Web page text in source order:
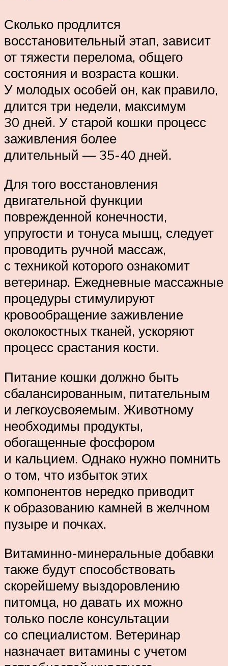
Сколько продлится
восстановительный этап, зависит
от тяжести перелома, общего
состояния и возраста кошки.
У молодых особей он, как правило,
длится три недели, максимум
30 дней. У старой кошки процесс
заживления более
длительный — 35-40 дней.
Для того восстановления
двигательной функции
поврежденной конечности,
упругости и тонуса мышц, следует
проводить ручной массаж,
с техникой которого ознакомит
ветеринар. Ежедневные массажные
процедуры стимулируют
кровообращение заживление
околокостных тканей, ускоряют
процесс срастания кости.
Питание кошки должно быть
сбалансированным, питательным
и легкоусвояемым. Животному
необходимы продукты,
обогащенные фосфором
и кальцием. Однако нужно помнить
о том, что избыток этих
компонентов нередко приводит
к образованию камней в желчном
пузыре и почках.
Витаминно-минеральные добавки
также будут способствовать
скорейшему выздоровлению
питомца, но давать их можно
только после консультации
со специалистом. Ветеринар
назначает витамины с учетом